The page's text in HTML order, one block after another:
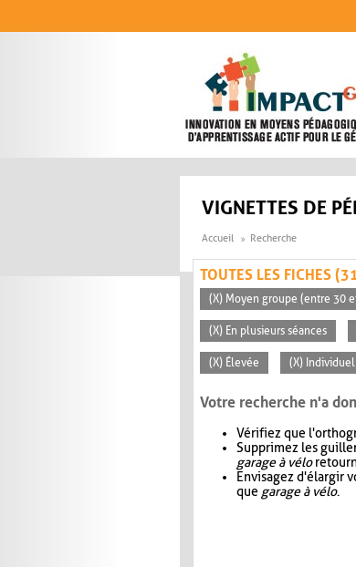
VIGNETTES DE
Accueil Recherche
TOUTES LES FICHES
(X) Moyen groupe (entre 30
(X) En plusieurs séances
(X) Élevée (X) Individuel
Votre recherche n'a
Vérifiez que
Supprimez les
garage à vélo
Envisagez d'élargir
que garage à vélo.